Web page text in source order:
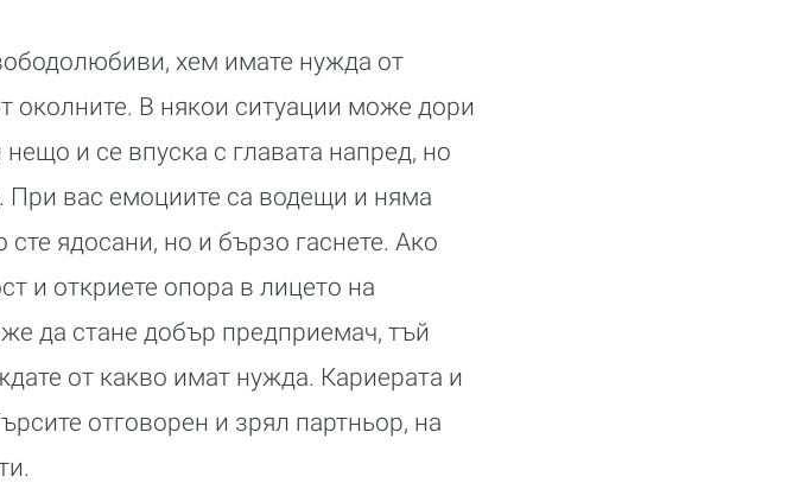
хем имате нужда от
околните. В някои ситуации може дори
и се впуска с главата напред, но
вас емоциите са водещи и няма
ядосани, но и бързо гаснете. Ако
и откриете опора в лицето на
да стане добър предприемач, тъй
от какво имат нужда. Кариерата и
отговорен и зрял партньор, на